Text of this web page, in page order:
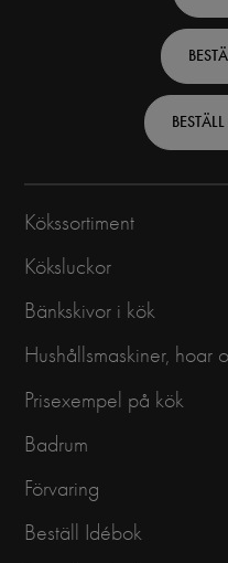
Swedish
Kökssortiment
Köksluckor
Bänkskivor i kök
Hushållsmaskiner, hoar
Prisexempel på kök
Badrum
Förvaring
Beställ Idébok